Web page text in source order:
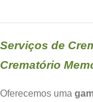
Serviços de
Crematório
Oferecemos uma